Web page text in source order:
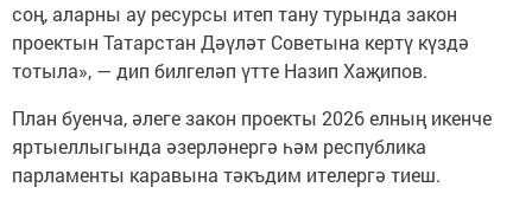
соң, аларны ау ресурсы итеп тану турында закон
проектын Татарстан Дәүләт Советына кертү күздә
тотыла», — дип билгеләп үтте Назип Хаҗипов.
План буенча, әлеге закон проекты 2026 елның икенче
яртыеллыгында әзерләнергә һәм республика
парламенты каравына тәкъдим ителергә тиеш.